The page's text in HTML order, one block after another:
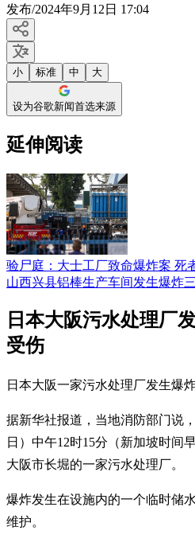
发布/2024年9月12日 17:04
小 标准 中 大
设为谷歌新闻首选来源
延伸阅读
验尸庭：大士工厂致命爆炸案 死
山西兴县铝棒生产车间发生爆炸
日本大阪污水处理厂
受伤
日本大阪一家污水处理厂发生爆
据新华社报道，当地消防部门说
日）中午12时15分（新加坡时间
大阪市长堀的一家污水处理厂。
爆炸发生在设施内的一个临时储
维护。